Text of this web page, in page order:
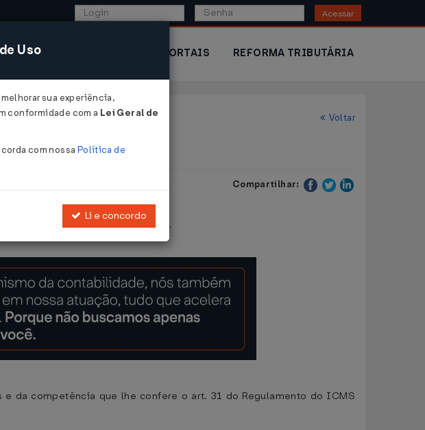
Acessar
COMÉRCIO EXTERIOR PORTAIS REFORMA TRIBUTÁRIA
Voltar
Compartilhar:
na Pauta de Referência Fiscal".
e da competência que lhe confere o art. 31 do Regulamento do ICMS
Uso
sua experiência,
conformidade com a Lei Geral de
com nossa Política de
Li e concordo